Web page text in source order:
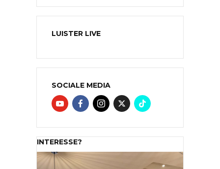
LUISTER LIVE
SOCIALE MEDIA
INTERESSE?